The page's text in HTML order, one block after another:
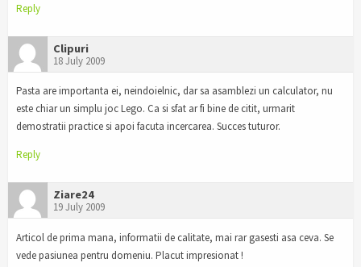
Reply
Clipuri
18 July 2009
Pasta are importanta ei, neindoielnic, dar sa asamblezi un calculator, nu
este chiar un simplu joc Lego. Ca si sfat ar fi bine de citit, urmarit
demostratii practice si apoi facuta incercarea. Succes tuturor.
Reply
Ziare24
19 July 2009
Articol de prima mana, informatii de calitate, mai rar gasesti asa ceva. Se
vede pasiunea pentru domeniu. Placut impresionat !